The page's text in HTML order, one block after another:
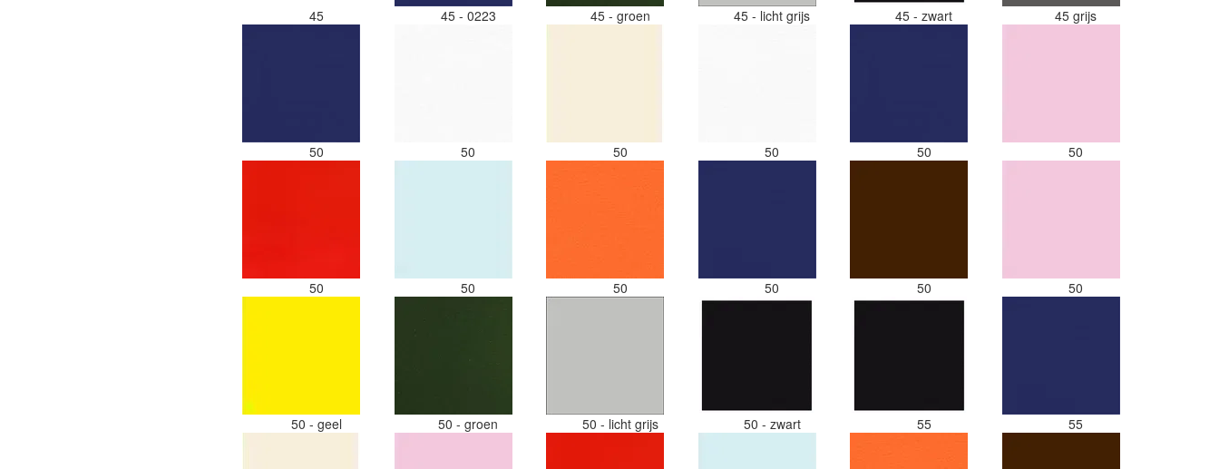
45 45 - 0223 45 - groen 45 - licht grijs 45 - zwart 45 grijs
50 50 50 50 50 50
50 50 50 50 50 50
50 - geel 50 - groen 50 - licht grijs 50 - zwart 55 55